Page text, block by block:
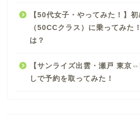
【50代女子・やってみた！】
（50CCクラス）に乗ってみた
は？
【サンライズ出雲・瀬戸 東京
しで予約を取ってみた！